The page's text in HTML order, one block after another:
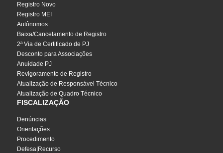
Registro Novo
Registro MEI
Autônomos
Baixa/Cancelamento de Registro
2ª Via de Certificado de PJ
Desconto para Associações
Anuidade PJ
Revigoramento de Registro
Atualização de Responsável Técnico
Atualização de Quadro Técnico
FISCALIZAÇÃO
Denúncias
Orientações
Procedimento
Defesa|Recurso